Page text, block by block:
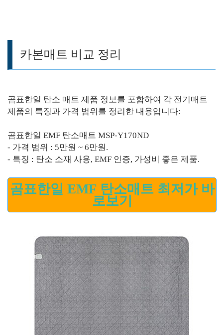
카본매트 비교 정리
곰표한일 탄소 매트 제품 정보를 포함하여 각 전기매트
제품의 특징과 가격 범위를 정리한 내용입니다:
곰표한일 EMF 탄소매트 MSP-Y170ND
- 가격 범위 : 5만원 ~ 6만원.
- 특징 : 탄소 소재 사용, EMF 인증, 가성비 좋은 제품.
곰표한일 EMF 탄소매트 최저가 바
로보기